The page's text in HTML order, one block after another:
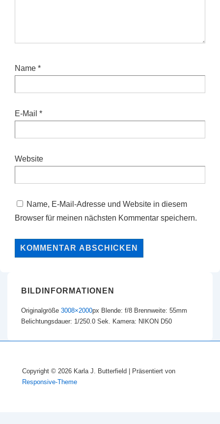
Name *
E-Mail *
Website
Name, E-Mail-Adresse und Website in diesem
Browser für meinen nächsten Kommentar speichern.
BILDINFORMATIONEN
Originalgröße 3008×2000px Blende: f/8 Brennweite: 55mm
Belichtungsdauer: 1/250.0 Sek. Kamera: NIKON D50
Copyright © 2026 Karla J. Butterfield | Präsentiert von
Responsive-Theme